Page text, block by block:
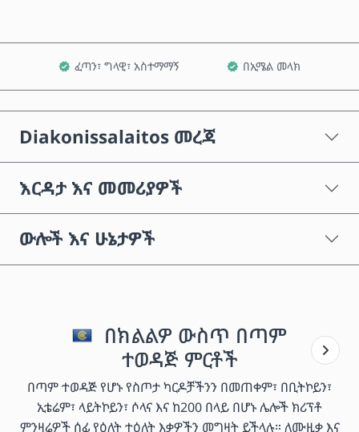
ፈጣን፣ ግላዊ፣ አስተማማኝ በኢሜል መላክ
Diakonissalaitos መረጃ
እርዳታ እና መመሪያዎች
ውሎች እና ሁኔታዎች
በክልልዎ ውስጥ በጣም
ተወዳጅ ምርቶች
በጣም ተወዳጅ የሆኑ የስጦታ ካርዶቻችንን በመጠቀም፣ በቢትኮይን፣
ኢቴሬም፣ ላይትኮይን፣ ሶላና እና ከ200 በላይ በሆኑ ሌሎች ክሪፕቶ
ምንዛሬዎች ሰፊ የዕለት ተዕለት እቃዎችን መግዛት ይችላሉ። ለሙዚቃ እና